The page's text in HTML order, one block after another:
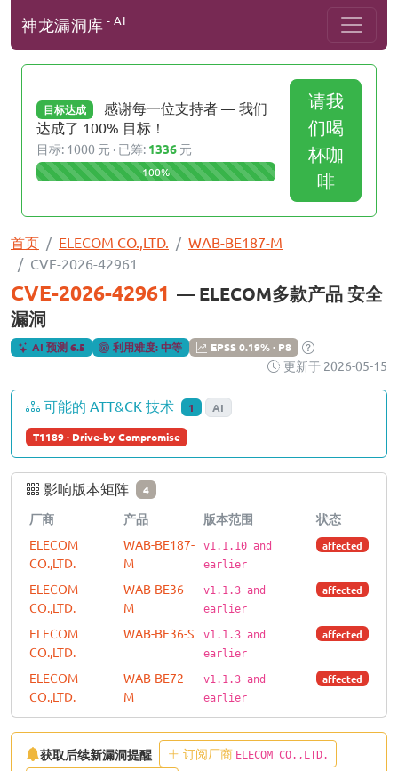
神龙漏洞库 - AI
目标达成
感谢每一位支持者 — 我们
达成了 100% 目标！
目标: 1000 元 · 已筹: 1336 元
100%
请我
们喝
杯咖
啡
首页 ELECOM CO.,LTD.
WAB-BE187-M
CVE-2026-42961
CVE-2026-42961 — ELECOM多款产品 安全
漏洞
AI 预测 6.5 利用难度: 中等 EPSS 0.19% · P8
更新于 2026-05-15
可能的 ATT&CK 技术 1 AI
T1189 · Drive-by Compromise
影响版本矩阵 4
厂商 产品 版本范围
状态
ELECOM
CO.,LTD.
WAB-BE187-
M
v1.1.10 and
earlier
affected
ELECOM
CO.,LTD.
WAB-BE36-
M
v1.1.3 and
earlier
affected
ELECOM
CO.,LTD.
WAB-BE36-S
v1.1.3 and
earlier
affected
ELECOM
CO.,LTD.
WAB-BE72-
M
v1.1.3 and
earlier
affected
获取后续新漏洞提醒 订阅厂商 ELECOM CO.,LTD.